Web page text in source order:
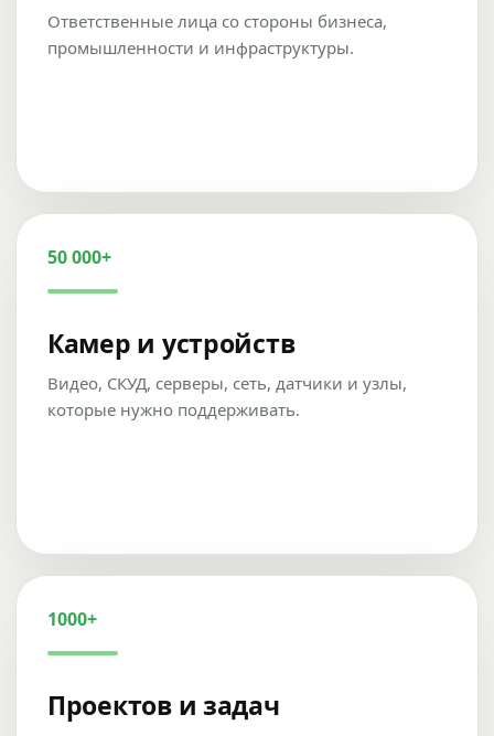
Ответственные лица со стороны бизнеса,
промышленности и инфраструктуры.
50 000+
Камер и устройств
Видео, СКУД, серверы, сеть, датчики и узлы,
которые нужно поддерживать.
1000+
Проектов и задач